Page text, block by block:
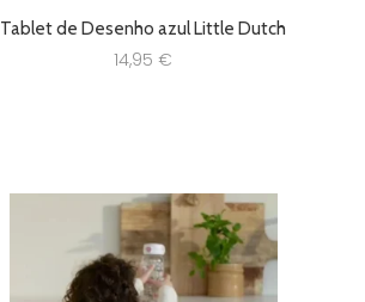
Tablet de Desenho azul Little Dutch
14,95 €